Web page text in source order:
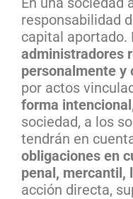
responsabilidad
capital aportado.
administradores
personalmente y
por actos
forma intencional
sociedad, a los
tendrán en
obligaciones en
penal, mercantil,
acción directa,